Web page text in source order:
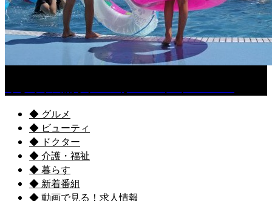
◆ グルメ
◆ ビューティ
◆ ドクター
◆ 介護・福祉
◆ 暮らす
◆ 新着番組
◆ 動画で見る！求人情報